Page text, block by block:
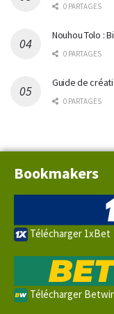
0 PARTAGES
Nouhou Tolo :
0 PARTAGES
Guide de
0 PARTAGES
Bookmakers
Télécharger 1xBet
Télécharger